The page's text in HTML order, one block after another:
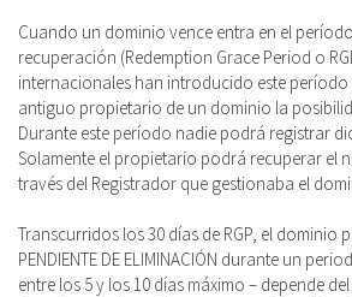
Cuando un dominio vence entra en el
recuperación (Redemption Grace Period o
internacionales han introducido este período
antiguo propietario de un dominio la
Durante este período nadie podrá registrar
Solamente el propietario podrá recuperar el
través del Registrador que gestionaba el
Transcurridos los 30 días de RGP, el dominio
PENDIENTE DE ELIMINACIÓN durante un
entre los 5 y los 10 días máximo – depende